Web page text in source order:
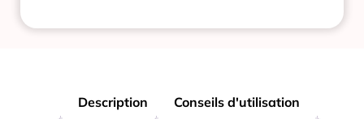
Description
Conseils d'utilisation